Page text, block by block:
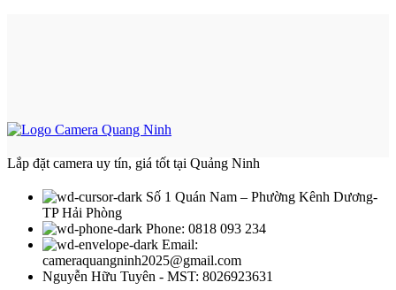
Lắp đặt camera uy tín, giá tốt tại Quảng Ninh
Số 1 Quán Nam – Phường Kênh Dương-
TP Hải Phòng
Phone: 0818 093 234
Email:
cameraquangninh2025@gmail.com
Nguyễn Hữu Tuyên - MST: 8026923631